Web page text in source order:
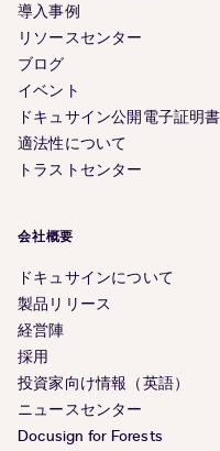
導入事例
リソースセンター
ブログ
イベント
ドキュサイン公開電子証明書
適法性について
トラストセンター
会社概要
ドキュサインについて
製品リリース
経営陣
採用
投資家向け情報（英語）
ニュースセンター
Docusign for Forests